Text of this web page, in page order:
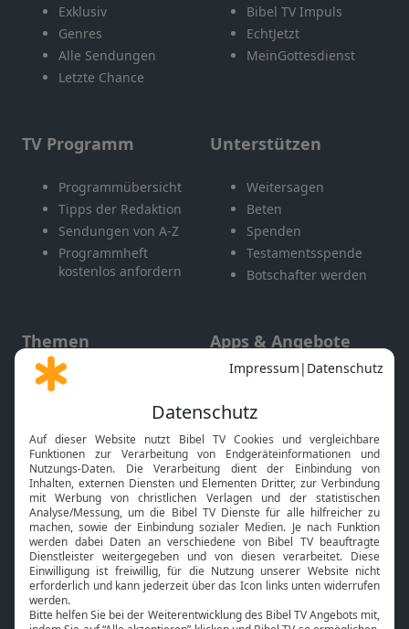
Exklusiv
Genres
Alle Sendungen
Letzte Chance
Bibel TV Impuls
EchtJetzt
MeinGottesdienst
TV Programm
Programmübersicht
Tipps der Redaktion
Sendungen von A-Z
Programmheft
kostenlos anfordern
Unterstützen
Weitersagen
Beten
Spenden
Testamentsspende
Botschafter werden
Themen
Gott und Bibel erklärt
Neuigkeiten
Apps & Angebote
Mobile App
Smart TV
HbbTV
Bibelthek Online-Bibel
Nächster Gottesdienst
Bibel TV Service